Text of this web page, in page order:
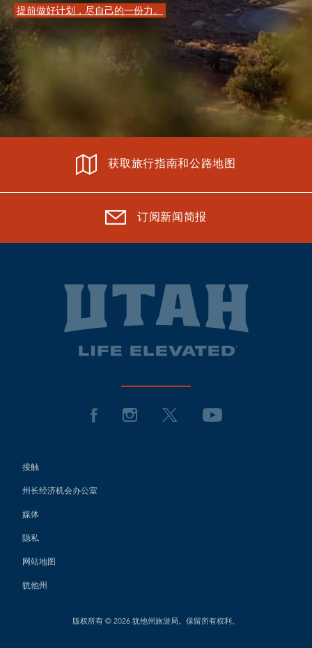
提前做好计划，尽自己的一份力。
获取旅行指南和公路地图
订阅新闻简报
接触
州长经济机会办公室
媒体
隐私
网站地图
犹他州
版权所有 © 2026 犹他州旅游局。保留所有权利。